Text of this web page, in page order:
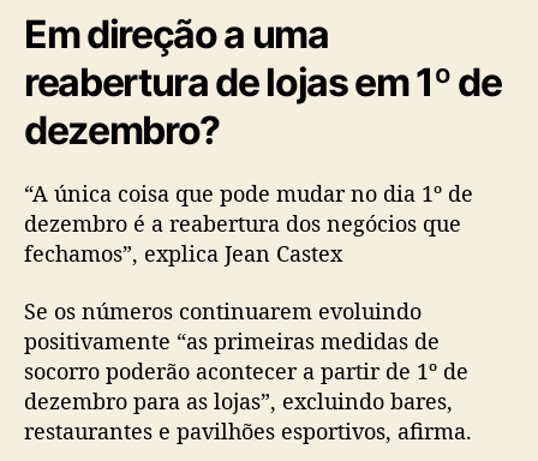
Em direção a uma
reabertura de lojas em 1º de
dezembro?
“A única coisa que pode mudar no dia 1º de
dezembro é a reabertura dos negócios que
fechamos”, explica Jean Castex
Se os números continuarem evoluindo
positivamente “as primeiras medidas de
socorro poderão acontecer a partir de 1º de
dezembro para as lojas”, excluindo bares,
restaurantes e pavilhões esportivos, afirma.